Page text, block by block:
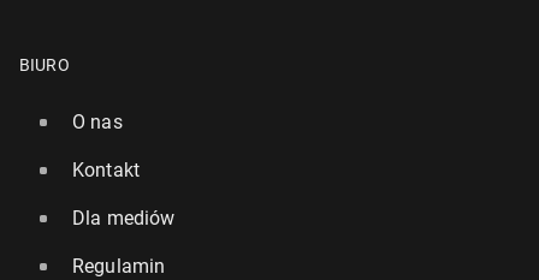
BIURO
O nas
Kontakt
Dla mediów
Regulamin